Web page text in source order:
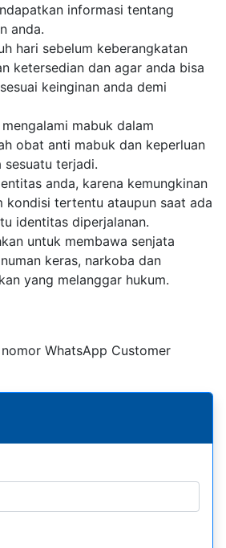
informasi tentang
anda.
hari sebelum keberangkatan
ketersedian dan agar anda bisa
keinginan anda demi
mabuk dalam
obat anti mabuk dan keperluan
sesuatu terjadi.
anda, karena kemungkinan
kondisi tertentu ataupun saat ada
identitas diperjalanan.
untuk membawa senjata
keras, narkoba dan
yang melanggar hukum.
WhatsApp Customer